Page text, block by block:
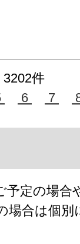
件
6 7
定の場合
場合は個別